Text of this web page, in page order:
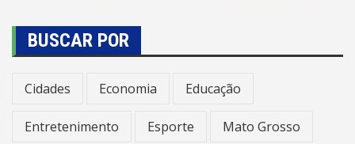
BUSCAR POR
Cidades Economia Educação
Entretenimento Esporte Mato Grosso